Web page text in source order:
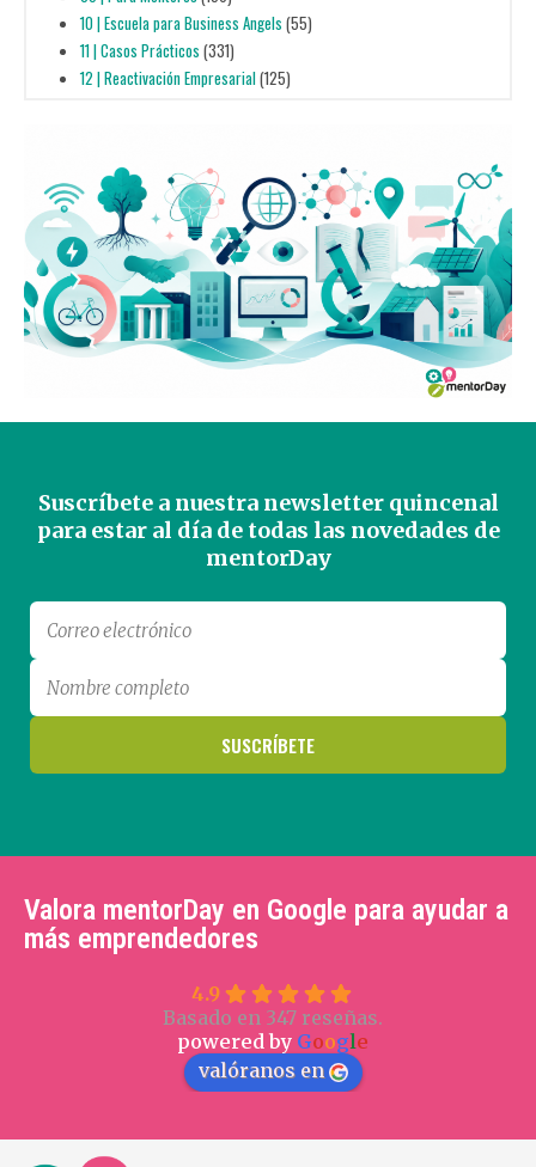
10 | Escuela para Business Angels (55)
11 | Casos Prácticos (331)
12 | Reactivación Empresarial(125)
Suscríbete a nuestra newsletter quincenal
para estar al día de todas las novedades de
mentorDay
Valora mentorDay en Google para ayudar a
más emprendedores
4.9
Basado en 347 reseñas.
powered by Google
valóranos en